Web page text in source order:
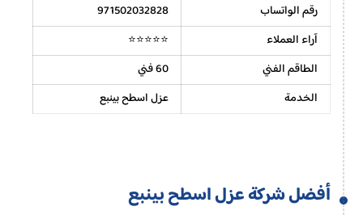
رقم الواتساب
971502032828
آراء العملاء
⭐⭐⭐⭐⭐
الطاقم الفني
60 فني
الخدمة
عزل اسطح بينبع
أفضل شركة عزل اسطح بينبع